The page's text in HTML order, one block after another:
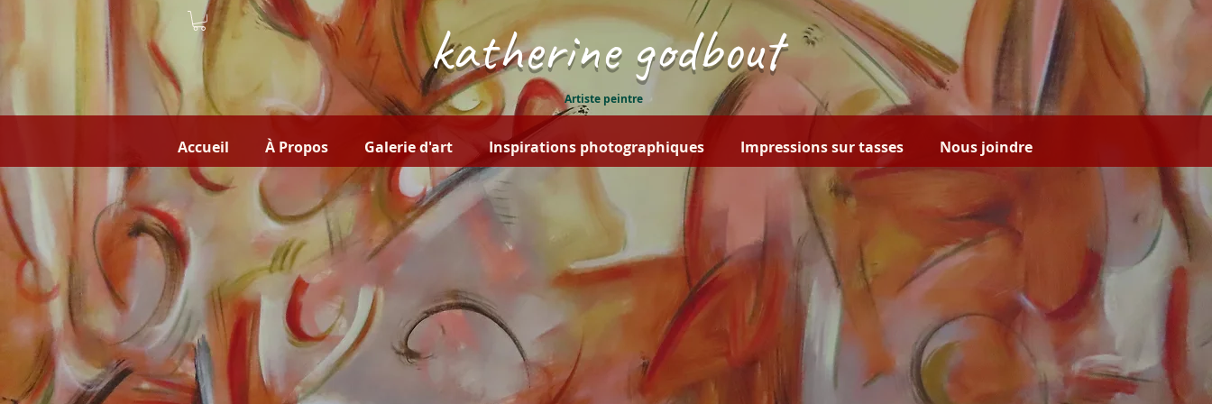
katherine godbout
Artiste peintre
Accueil À Propos Galerie d'art Inspirations photographiques Impressions sur tasses Nous joindre